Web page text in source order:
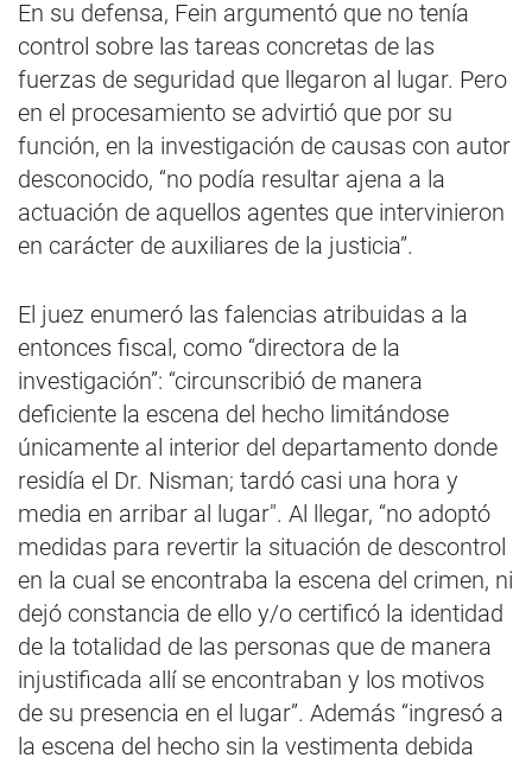
En su defensa, Fein argumentó que no tenía
control sobre las tareas concretas de las
fuerzas de seguridad que llegaron al lugar. Pero
en el procesamiento se advirtió que por su
función, en la investigación de causas con autor
desconocido, “no podía resultar ajena a la
actuación de aquellos agentes que intervinieron
en carácter de auxiliares de la justicia”.
El juez enumeró las falencias atribuidas a la
entonces fiscal, como “directora de la
investigación”: “circunscribió de manera
deficiente la escena del hecho limitándose
únicamente al interior del departamento donde
residía el Dr. Nisman; tardó casi una hora y
media en arribar al lugar". Al llegar, “no adoptó
medidas para revertir la situación de descontrol
en la cual se encontraba la escena del crimen, ni
dejó constancia de ello y/o certificó la identidad
de la totalidad de las personas que de manera
injustificada allí se encontraban y los motivos
de su presencia en el lugar”. Además “ingresó a
la escena del hecho sin la vestimenta debida